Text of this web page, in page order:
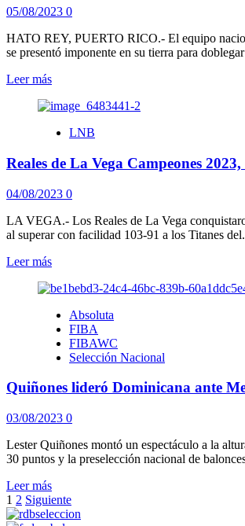
05/08/2023 0
HATO REY, PUERTO RICO.- El equipo
se presentó imponente en su tierra para
Leer másLeer
sobre
cayó
Puerto
en
Amistoso
LNB
Reales de La Vega Campeones
04/08/2023 0
LA VEGA.- Los Reales de La Vega
al superar con facilidad 103-91 a los Titanes
Leer másLeer
sobre
de
La
Vega
Campeones
Solano
Absoluta
FIBA
FIBAWC
Selección Nacional
Quiñones lideró Dominicana ante
03/08/2023 0
Lester Quiñones montó un espectáculo a la
30 puntos y la preselección nacional de
Leer másLeer
más
sobre
Paginación
1 2 Siguiente